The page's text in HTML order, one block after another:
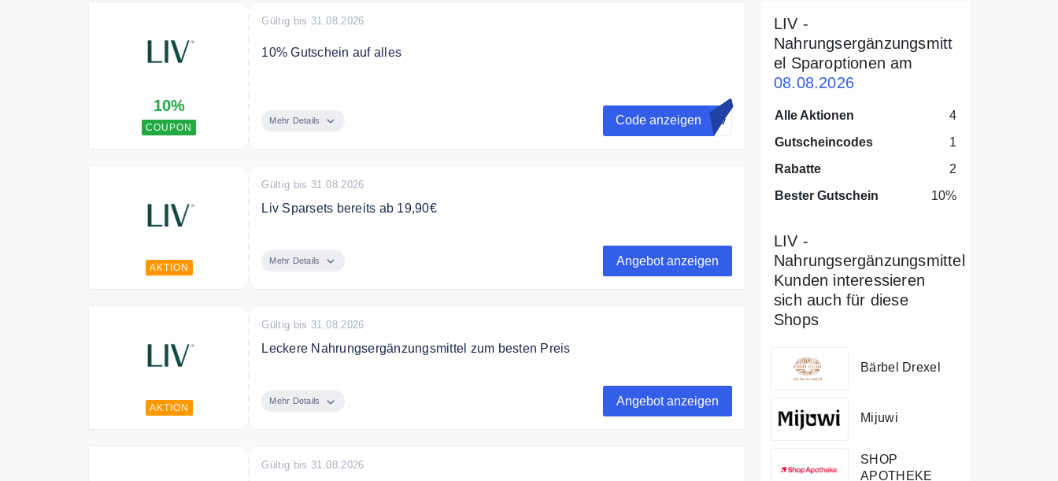
10%
COUPON
Gültig bis 31.08.2026
10% Gutschein auf alles
Mehr Details Code anzeigen Liv
AKTION
Gültig bis 31.08.2026
Liv Sparsets bereits ab 19,90€
Mehr Details Angebot anzeigen
AKTION
Gültig bis 31.08.2026
Leckere Nahrungsergänzungsmittel zum besten Preis
Mehr Details Angebot anzeigen
Gültig bis 31.08.2026
LIV -
Nahrungsergänzungsmitt
el Sparoptionen am
08.08.2026
Alle Aktionen
4
Gutscheincodes
1
Rabatte
2
Bester Gutschein
10%
LIV -
Nahrungsergänzungsmittel
Kunden interessieren
sich auch für diese
Shops
Bärbel Drexel
Mijuwi
SHOP
APOTHEKE